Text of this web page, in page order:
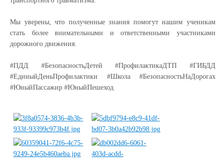
Мы уверены, что полученные знания помогут нашим ученикам
стать более внимательными и ответственными участниками
дорожного движения.
#ПДД #БезопасностьДетей #ПрофилактикаДТП #ГИБДД
#ЕдиныйДеньПрофилактики #Школа #БезопасностьНаДорогах
#ЮныйПассажир #ЮныйПешеход